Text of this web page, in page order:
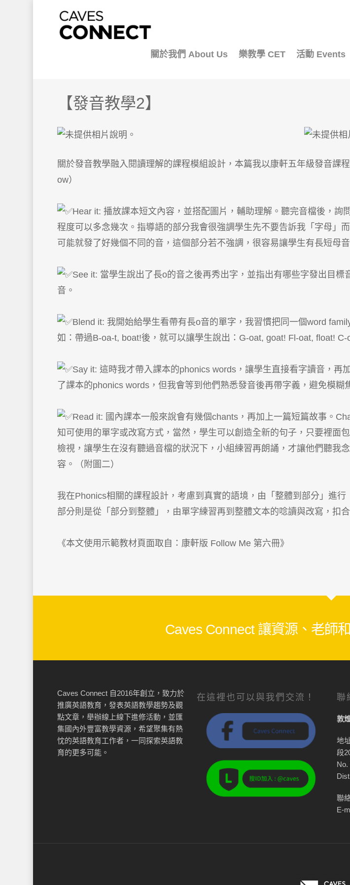
關於我們 About Us 樂教學 CET 活動 Events
【發音教學2】
關於發音教學融入閱讀理解的課程模組設計，本篇我以康軒五年級發音課
ow）
Hear it: 播放課本短文內容，並搭配圖片，輔助理解。聽完音檔後，
程度可以多念幾次。指導語的部分我會很強調學生先不要告訴我「字母」
可能就發了好幾個不同的音，這個部分若不強調，很容易讓學生有長短母
See it: 當學生說出了長o的音之後再秀出字，並指出有哪些字發出目
音。
Blend it: 我開始給學生看帶有長o音的單字，我習慣把同一個word
如：帶過B-oa-t, boat!後，就可以讓學生說出：G-oat, goat! Fl-oat, float!
Say it: 這時我才帶入課本的phonics words，讓學生直接看字讀音，
了課本的phonics words，但我會等到他們熟悉發音後再帶字義，避免模糊
Read it: 國內課本一般來說會有幾個chants，再加上一篇短篇故事。
知可使用的單字或改寫方式，當然，學生可以創造全新的句子，只要裡面
檢視，讓學生在沒有聽過音檔的狀況下，小組練習再朗誦，才讓他們聽我
容。（附圖二）
我在Phonics相關的課程設計，考慮到真實的語境，由「整體到部分」進
部分則是從「部分到整體」，由單字練習再到整體文本的唸讀與改寫，扣
《本文使用示範教材頁面取自：康軒版 Follow Me 第六冊》
Caves Connect 讓資源、老師
Caves Connect 自2016年創立，致力於
推廣英語教育，發表英語教學趨勢及觀
點文章，舉辦線上線下進修活動，並匯
集國內外豐富教學資源，希望聚集有熱
忱的英語教育工作者，一同探索英語教
育的更多可能。
在這裡也可以與我們交流！ 聯
敦
地
段
No.
聯
E-